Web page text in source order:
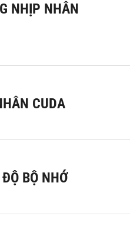
NHỊP NHÂN
CUDA
BỘ NHỚ